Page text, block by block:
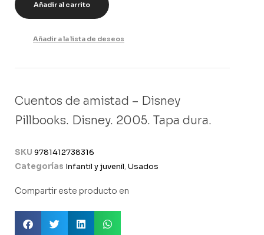
Añadir al carrito
Añadir a la lista de deseos
Cuentos de amistad – Disney
Pillbooks. Disney. 2005. Tapa dura.
SKU 9781412738316
Categorías Infantil y juvenil,Usados
Compartir este producto en